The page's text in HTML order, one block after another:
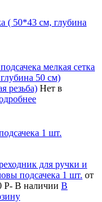
( 50*43 см, глубина
мелкая сетка
50 см)
резьба) Нет в
1 шт.
для ручки и
подсачека 1 шт. от
Р- В наличии В